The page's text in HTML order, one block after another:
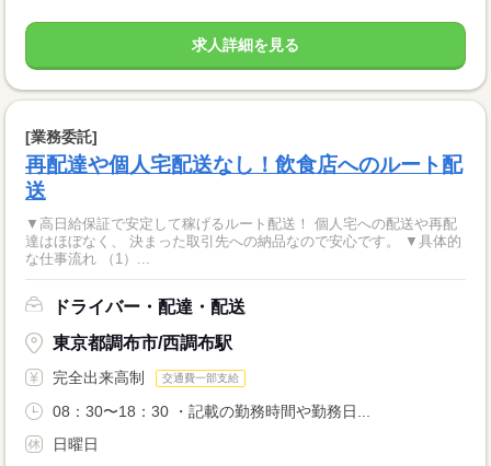
求人詳細を見る
[業務委託]
再配達や個人宅配送なし！飲食店へのルート配
送
▼高日給保証で安定して稼げるルート配送！ 個人宅への配送や再配
達はほぼなく、 決まった取引先への納品なので安心です。 ▼具体的
な仕事流れ （1）...
ドライバー・配達・配送
東京都調布市/西調布駅
完全出来高制 交通費一部支給
08：30〜18：30 ・記載の勤務時間や勤務日...
日曜日